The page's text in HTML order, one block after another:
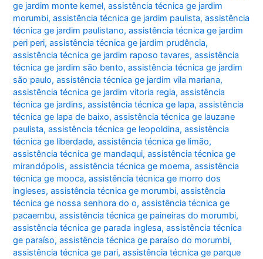
ge jardim monte kemel,assistência técnica ge jardim
morumbi,assistência técnica ge jardim paulista,assistência
técnica ge jardim paulistano,assistência técnica ge jardim
peri peri,assistência técnica ge jardim prudência,
assistência técnica ge jardim raposo tavares,assistência
técnica ge jardim são bento,assistência técnica ge jardim
são paulo,assistência técnica ge jardim vila mariana,
assistência técnica ge jardim vitoria regia,assistência
técnica ge jardins,assistência técnica ge lapa,assistência
técnica ge lapa de baixo,assistência técnica ge lauzane
paulista,assistência técnica ge leopoldina,assistência
técnica ge liberdade,assistência técnica ge limão,
assistência técnica ge mandaqui,assistência técnica ge
mirandópolis,assistência técnica ge moema,assistência
técnica ge mooca,assistência técnica ge morro dos
ingleses,assistência técnica ge morumbi,assistência
técnica ge nossa senhora do o,assistência técnica ge
pacaembu,assistência técnica ge paineiras do morumbi,
assistência técnica ge parada inglesa,assistência técnica
ge paraíso,assistência técnica ge paraíso do morumbi,
assistência técnica ge pari,assistência técnica ge parque